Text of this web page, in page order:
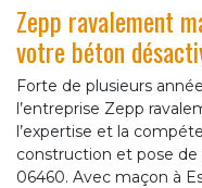
Zepp ravalement
votre béton
Forte de plusieurs
l’entreprise Zepp
l’expertise et la
construction et pose
06460. Avec maçon à